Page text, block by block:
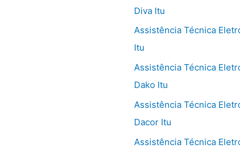
Diva Itu
Assistência Técnica
Itu
Assistência Técnica
Dako Itu
Assistência Técnica
Dacor Itu
Assistência Técnica